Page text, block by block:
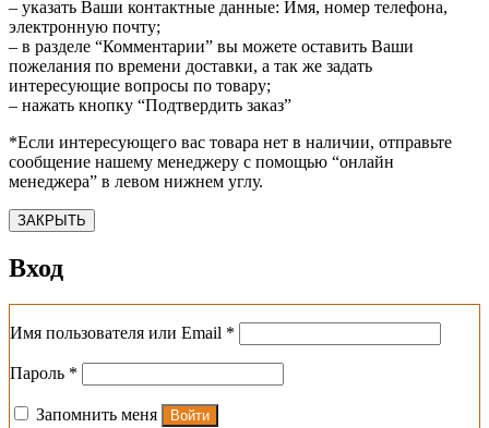
– указать Ваши контактные данные: Имя, номер телефона,
электронную почту;
– в разделе “Комментарии” вы можете оставить Ваши
пожелания по времени доставки, а так же задать
интересующие вопросы по товару;
– нажать кнопку “Подтвердить заказ”
*Если интересующего вас товара нет в наличии, отправьте
сообщение нашему менеджеру с помощью “онлайн
менеджера” в левом нижнем углу.
ЗАКРЫТЬ
Вход
Имя пользователя или Email *
Пароль *
Запомнить меня Войти